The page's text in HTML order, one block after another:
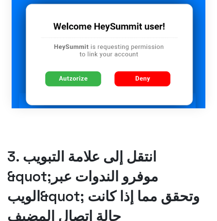
3. انتقل إلى علامة التبويب
&quot;موفرو الندوات عبر
الويب&quot; وتحقق مما إذا كانت
حالة اتصال المضيف